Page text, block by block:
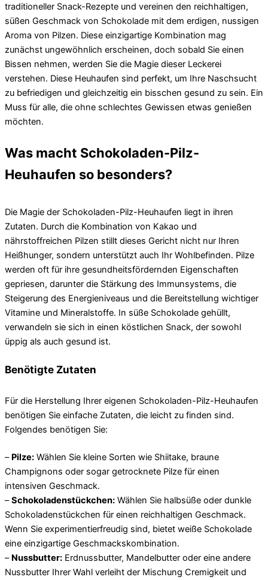
traditioneller Snack-Rezepte und vereinen den reichhaltigen,
süßen Geschmack von Schokolade mit dem erdigen, nussigen
Aroma von Pilzen. Diese einzigartige Kombination mag
zunächst ungewöhnlich erscheinen, doch sobald Sie einen
Bissen nehmen, werden Sie die Magie dieser Leckerei
verstehen. Diese Heuhaufen sind perfekt, um Ihre Naschsucht
zu befriedigen und gleichzeitig ein bisschen gesund zu sein. Ein
Muss für alle, die ohne schlechtes Gewissen etwas genießen
möchten.
Was macht Schokoladen-Pilz-
Heuhaufen so besonders?
Die Magie der Schokoladen-Pilz-Heuhaufen liegt in ihren
Zutaten. Durch die Kombination von Kakao und
nährstoffreichen Pilzen stillt dieses Gericht nicht nur Ihren
Heißhunger, sondern unterstützt auch Ihr Wohlbefinden. Pilze
werden oft für ihre gesundheitsfördernden Eigenschaften
gepriesen, darunter die Stärkung des Immunsystems, die
Steigerung des Energieniveaus und die Bereitstellung wichtiger
Vitamine und Mineralstoffe. In süße Schokolade gehüllt,
verwandeln sie sich in einen köstlichen Snack, der sowohl
üppig als auch gesund ist.
Benötigte Zutaten
Für die Herstellung Ihrer eigenen Schokoladen-Pilz-Heuhaufen
benötigen Sie einfache Zutaten, die leicht zu finden sind.
Folgendes benötigen Sie:
– Pilze: Wählen Sie kleine Sorten wie Shiitake, braune
Champignons oder sogar getrocknete Pilze für einen
intensiven Geschmack.
–Schokoladenstückchen: Wählen Sie halbsüße oder dunkle
Schokoladenstückchen für einen reichhaltigen Geschmack.
Wenn Sie experimentierfreudig sind, bietet weiße Schokolade
eine einzigartige Geschmackskombination.
– Nussbutter: Erdnussbutter, Mandelbutter oder eine andere
Nussbutter Ihrer Wahl verleiht der Mischung Cremigkeit und